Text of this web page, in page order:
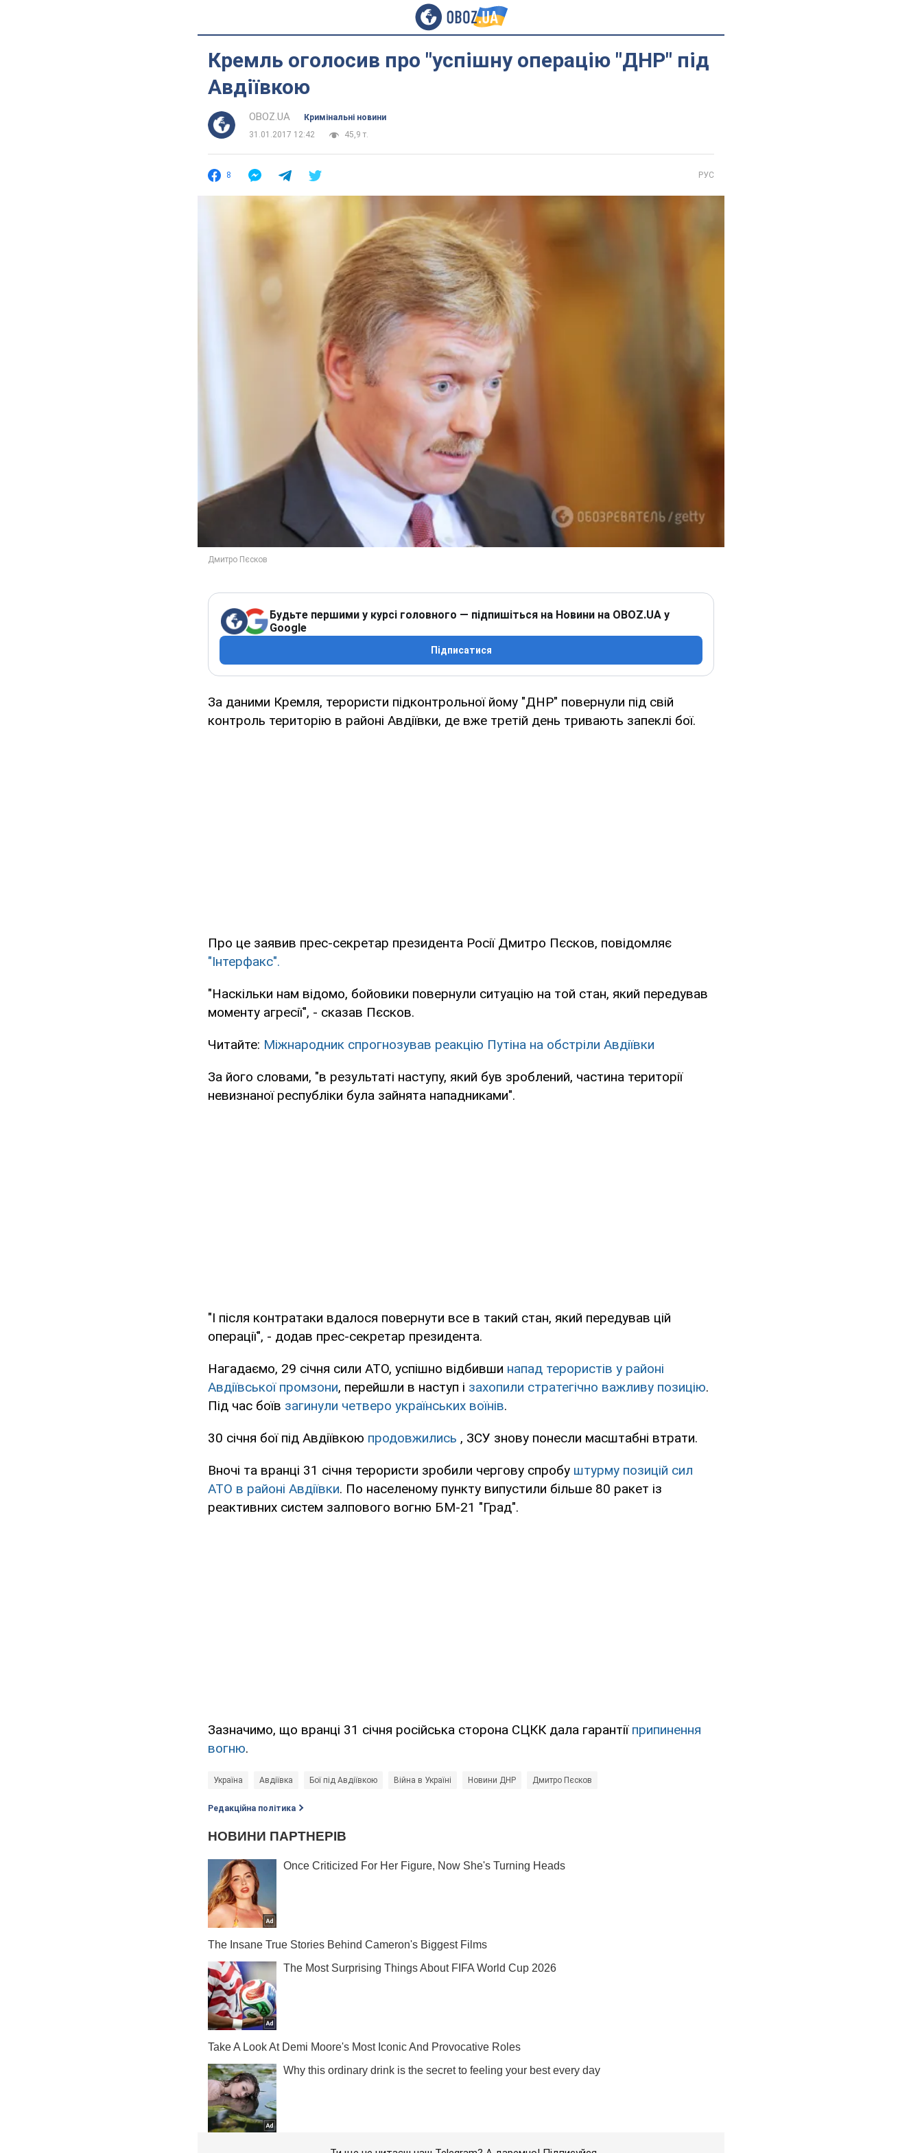
Кремль оголосив про "успішну операцію "ДНР" під
Авдіївкою
OBOZ.UA
Кримінальні новини
31.01.2017 12:42
45,9 т.
8 РУС
Будьте першими у курсі головного — підпишіться на Новини на OBOZ.UA у
Google
Підписатися
За даними Кремля, терористи підконтрольної йому "ДНР" повернули під свій
контроль територію в районі Авдіївки, де вже третій день тривають запеклі бої.
Про це заявив прес-секретар президента Росії Дмитро Пєсков, повідомляє
"Інтерфакс".
"Наскільки нам відомо, бойовики повернули ситуацію на той стан, який передував
моменту агресії", - сказав Пєсков.
Читайте: Міжнародник спрогнозував реакцію Путіна на обстріли Авдіївки
За його словами, "в результаті наступу, який був зроблений, частина території
невизнаної республіки була зайнята нападниками".
"І після контратаки вдалося повернути все в такий стан, який передував цій
операції", - додав прес-секретар президента.
Нагадаємо, 29 січня сили АТО, успішно відбивши напад терористів у районі
Авдіївської промзони, перейшли в наступ і захопили стратегічно важливу позицію.
Під час боїв загинули четверо українських воїнів.
30 січня бої під Авдіївкою продовжились , ЗСУ знову понесли масштабні втрати.
Вночі та вранці 31 січня терористи зробили чергову спробу штурму позицій сил
АТО в районі Авдіївки. По населеному пункту випустили більше 80 ракет із
реактивних систем залпового вогню БМ-21 "Град".
Зазначимо, що вранці 31 січня російська сторона СЦКК дала гарантії припинення
вогню.
Україна Авдіївка Бої під Авдіївкою Війна в Україні Новини ДНР Дмитро Пєсков
Редакційна політика